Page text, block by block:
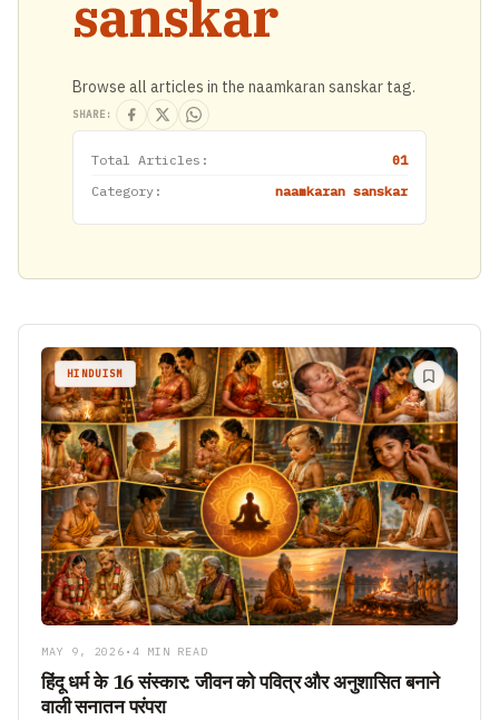
sanskar
Browse all articles in the naamkaran sanskar tag.
SHARE:
Total Articles:
01
Category:
naamkaran sanskar
HINDUISM
MAY 9, 2026 • 4 MIN READ
हिंदू धर्म के 16 संस्कार: जीवन को पवित्र और अनुशासित बनाने
वाली सनातन परंपरा